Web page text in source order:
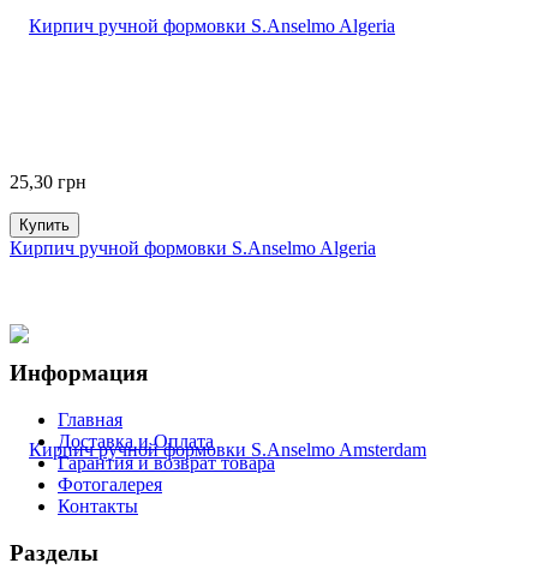
25,30 грн
Купить
Кирпич ручной формовки S.Anselmo Algeria
Информация
Главная
Доставка и Оплата
Гарантия и возврат товара
Фотогалерея
Контакты
Разделы